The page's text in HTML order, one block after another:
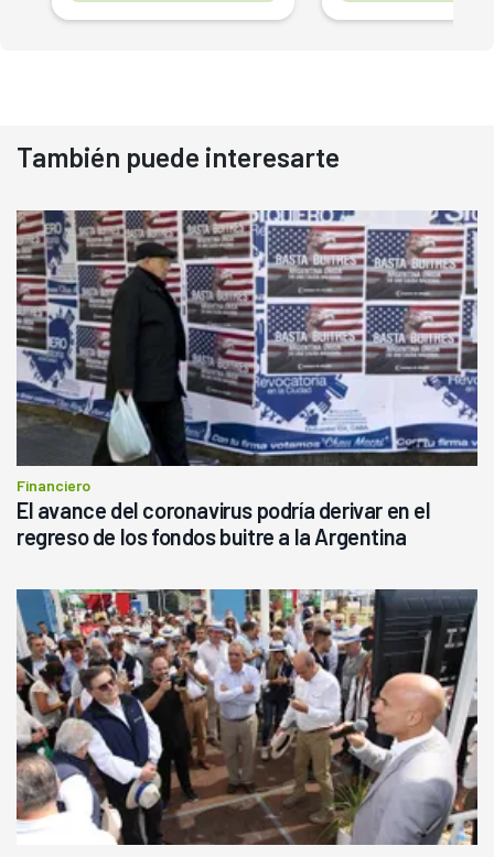
También puede interesarte
Financiero
El avance del coronavirus podría derivar en el
regreso de los fondos buitre a la Argentina